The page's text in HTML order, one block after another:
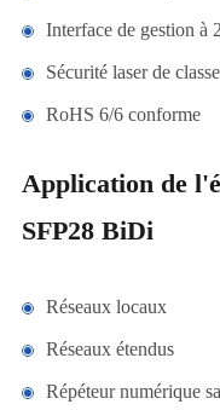
Interface de gestion à
Sécurité laser de
RoHS 6/6 conforme
Application de
SFP28 BiDi
Réseaux locaux
Réseaux étendus
Répéteur numérique